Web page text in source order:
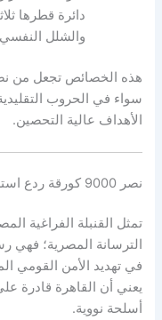
دائرة قطرها
والشلل
سواء في الحروب
الأهداف عالية التحصين.
نصر 9000 كورقة ردع استراتيجية لمصر
الترسانة المصرية؛ فهي
في تهديد الأمن القومي
يعني أن القاهرة قادرة
أسلحة نووية.